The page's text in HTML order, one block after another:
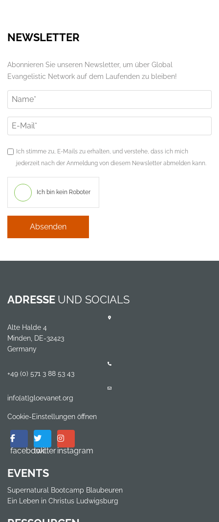
NEWSLETTER
Abonnieren Sie unseren Newsletter, um über Global
Evangelistic Network auf dem Laufenden zu bleiben!
Ich stimme zu, E-Mails zu erhalten, und verstehe, dass ich mich
jederzeit nach der Anmeldung von diesem Newsletter abmelden kann.
Ich bin kein Roboter
Absenden
ADRESSE UND SOCIALS
Alte Halde 4
Minden, DE-32423
Germany
+49 (0) 571 3 88 53 43
info[at]gloevanet.org
Cookie-Einstellungen öffnen
facebooktwitterinstagram
EVENTS
Supernatural Bootcamp Blaubeuren
Ein Leben in Christus Ludwigsburg